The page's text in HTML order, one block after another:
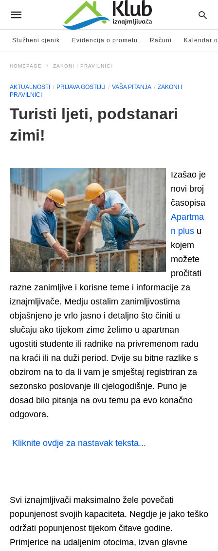
Službeni cjenik Evidencija o prometu Računi Kalendar
HOMEPAGE ZAKONI I PRAVILNICI
AKTUALNOSTI PRIJAVA GOSTIJU VAŠA PITANJA
ZAKONI I
PRAVILNICI
Turisti ljeti, podstanari
zimi!
Izašao je
novi broj
časopisa
Apartma
n plus u
kojem
možete
pročitati
razne zanimljive i korisne teme i informacije za
iznajmljivače. Medju ostalim zanimljivostima
objašnjeno je vrlo jasno i detaljno što činiti u
slučaju ako tijekom zime želimo u apartman
ugostiti studente ili radnike na privremenom radu
na kraći ili na duži period. Dvije su bitne razlike s
obzirom na to da li vam je smještaj registriran za
sezonsko poslovanje ili cjelogodišnje. Puno je
dosad bilo pitanja na ovu temu pa evo konačno
odgovora.
Kliknite ovdje za nastavak teksta...
Svi iznajmljivači maksimalno žele povečati
popunjenost svojih kapaciteta. Negdje je jako teško
održati popunjenost tijekom čitave godine.
Primjerice na udaljenim otocima, izvan glavne